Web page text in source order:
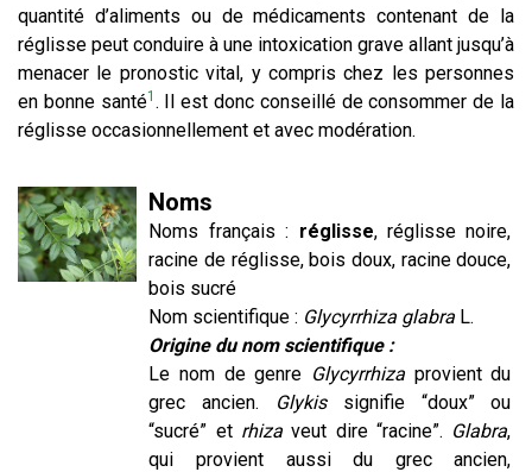
quantité d’aliments ou de médicaments contenant de la
réglisse peut conduire à une intoxication grave allant jusqu’à
menacer le pronostic vital, y compris chez les personnes
en bonne santé1 . Il est donc conseillé de consommer de la
réglisse occasionnellement et avec modération.
Noms
Noms français : réglisse, réglisse noire,
racine de réglisse, bois doux, racine douce,
bois sucré
Nom scientifique : Glycyrrhiza glabra L.
Origine du nom scientifique :
Le nom de genre Glycyrrhiza provient du
grec ancien.
Glykissignifie “doux” ou
“sucré” et rhiza veut dire “racine”. Glabra,
qui provient aussi du grec ancien,